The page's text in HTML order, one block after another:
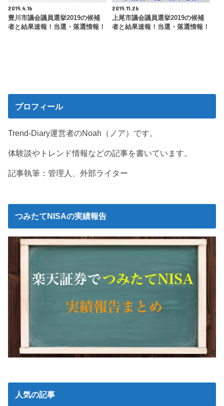
2019.4.16
豊川市議会議員選挙2019の候補
者と結果速報！当選・落選情報！
2019.11.26
上尾市議会議員選挙2019の候補
者と結果速報！当選・落選情報！
プロフィール
Trend-Diary運営者のNoah（ノア）です。
体験談やトレンド情報などの記事を書いています。
記事執筆：管理人、外部ライター
つみたてNISAの実績報告
人気の記事